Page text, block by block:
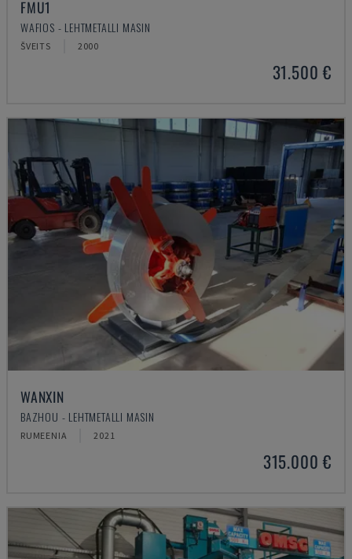
FMU1
WAFIOS - LEHTMETALLI MASIN
ŠVEITS 2000
31.500 €
WANXIN
BAZHOU - LEHTMETALLI MASIN
RUMEENIA 2021
315.000 €